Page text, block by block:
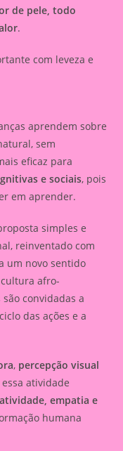
de pele, todo
.
com leveza e
aprendem sobre
sem
eficaz para
e sociais, pois
em aprender.
simples e
reinventado com
um novo sentido
afro-
convidadas a
das ações e a
, percepção visual
essa atividade
empatia e
humana